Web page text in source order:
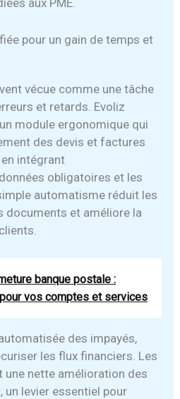
pour un gain de temps et
vécue comme une tâche
et retards. Evoliz
module ergonomique qui
des devis et factures
intégrant
obligatoires et les
automatisme réduit les
documents et améliore la
banque postale :
vos comptes et services
des impayés,
les flux financiers. Les
nette amélioration des
un levier essentiel pour